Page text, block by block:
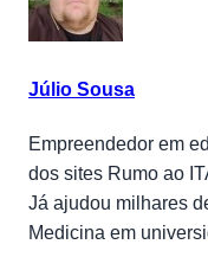
Júlio Sousa
Empreendedor em
dos sites Rumo ao
Já ajudou milhares
Medicina em